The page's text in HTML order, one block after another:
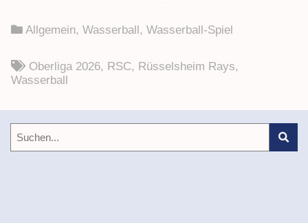
Allgemein, Wasserball, Wasserball-Spiel
Oberliga 2026, RSC, Rüsselsheim Rays,
Wasserball